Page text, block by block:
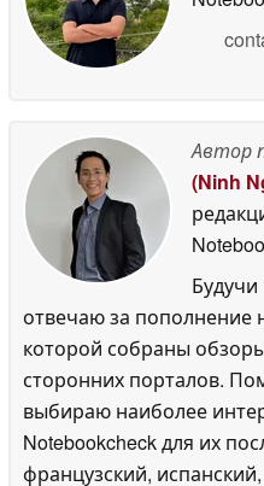
Автор
(Ninh
отвечаю за пополнение
которой собраны
сторонних порталов.
выбираю наиболее
Notebookcheck для их
французский,